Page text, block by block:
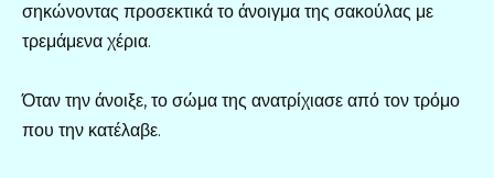
σηκώνοντας προσεκτικά το άνοιγμα της σακούλας με
τρεμάμενα χέρια.
Όταν την άνοιξε, το σώμα της ανατρίχιασε από τον τρόμο
που την κατέλαβε.